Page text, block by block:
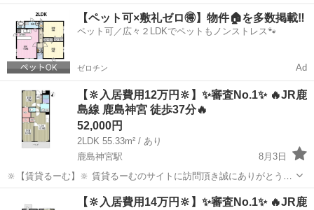
ざいます🙇 当社では、どこよりも安く入居できる不動産屋を目指し 活
動しております。 ✨コンセプト✨ 1，お客様ご自身で...
小美玉市 羽鳥駅 一戸建て 物件
【ペット可×敷礼ゼロ🉐】物件🏠を多数掲載‼️
ペット可／広々２LDKでペットもノンストレス🐾
ゼロチン Ad
【🔆入居費用12万円🔆】✨審査No.1✨ 🔥JR鹿
島線 鹿島神宮 徒歩37分🔥
52,000円
2LDK 55.33m² / あり
鹿島神宮駅
8月3日
🔆【賃貸るーむ】🔆 賃貸るーむのサイトに訪問頂き誠にありがとうご
ざいます🙇 当社では、どこよりも安く入居できる不動産屋を目指し 活
動しております。 ✨コンセプト✨ 1，お客様ご自身で...
鹿島神宮駅 一戸建て 物件
【🔆入居費用14万円🔆】✨審査No.1✨ 🔥JR鹿